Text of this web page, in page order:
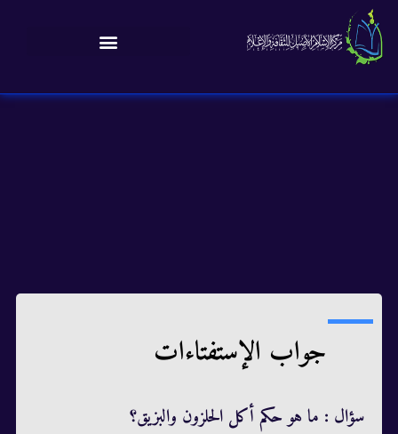
جواب الإستفتاءات
سؤال : ما هو حكم أكل الحلزون والبزيق؟